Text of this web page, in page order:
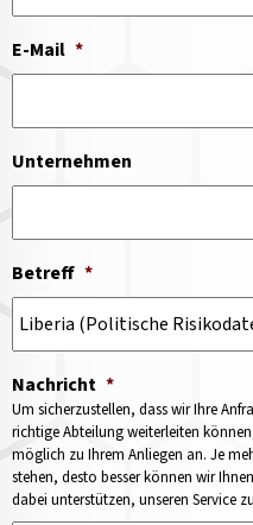
E-Mail *
Unternehmen
Betreff *
Nachricht *
Um sicherzustellen, dass wir Ihre
richtige Abteilung weiterleiten
möglich zu Ihrem Anliegen an. Je
stehen, desto besser können wir
dabei unterstützen, unseren Service